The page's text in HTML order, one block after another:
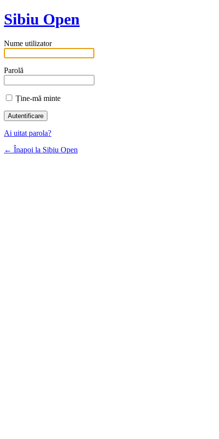
Sibiu Open
Nume utilizator
Parolă
Ține-mă minte
Ai uitat parola?
← Înapoi la Sibiu Open